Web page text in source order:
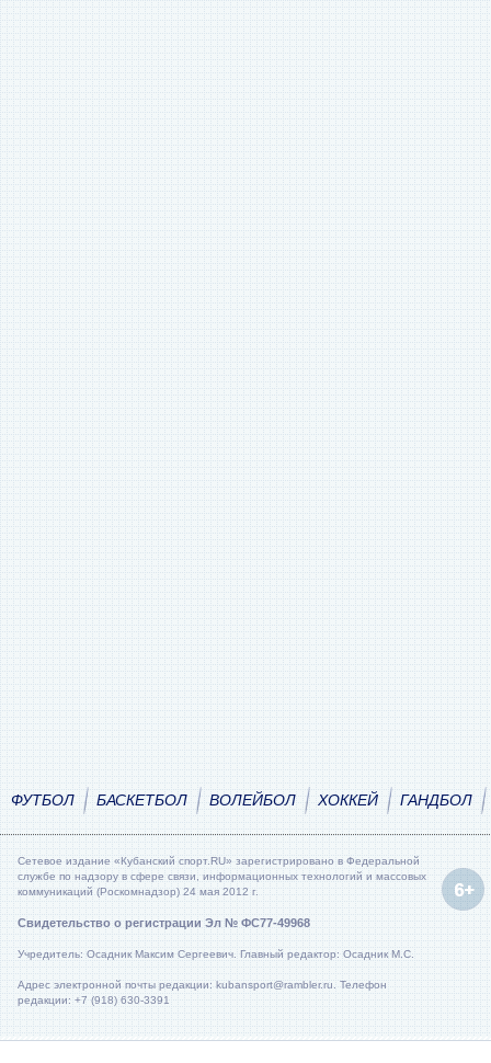
ФУТБОЛ БАСКЕТБОЛ ВОЛЕЙБОЛ ХОККЕЙ ГАНДБОЛ
Сетевое издание «Кубанский спорт.RU» зарегистрировано в Федеральной
службе по надзору в сфере связи, информационных технологий и массовых
коммуникаций (Роскомнадзор) 24 мая 2012 г.
Свидетельство о регистрации Эл № ФС77-49968
Учредитель: Осадник Максим Сергеевич. Главный редактор: Осадник М.С.
Адрес электронной почты редакции: kubansport@rambler.ru. Телефон
редакции: +7 (918) 630-3391